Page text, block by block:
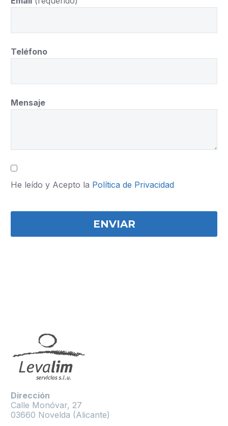
Teléfono
Mensaje
He leído y Acepto la Política de Privacidad
Dirección
Calle Monóvar, 27
03660 Novelda (Alicante)